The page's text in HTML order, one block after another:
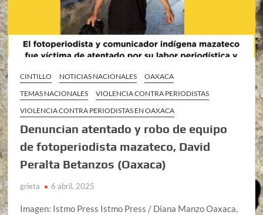
CINTILLO NOTICIAS NACIONALES
OAXACA
TEMAS NACIONALES
VIOLENCIA CONTRA PERIODISTAS
VIOLENCIA CONTRA PERIODISTAS EN OAXACA
Denuncian atentado y robo de equipo
de fotoperiodista mazateco, David
Peralta Betanzos (Oaxaca)
grieta 6 abril, 2025
Imagen: Istmo Press Istmo Press / Diana Manzo Oaxaca,